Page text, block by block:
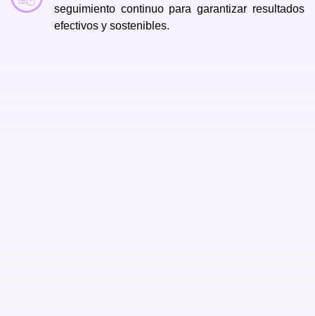
seguimiento continuo para garantizar resultados
efectivos y sostenibles.